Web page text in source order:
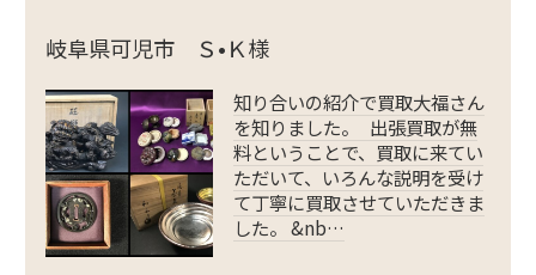
岐阜県可児市 Ｓ•Ｋ様
知り合いの紹介で買取大福さん
を知りました。 出張買取が無
料ということで、買取に来てい
ただいて、いろんな説明を受け
て丁寧に買取させていただきま
した。 &nb…